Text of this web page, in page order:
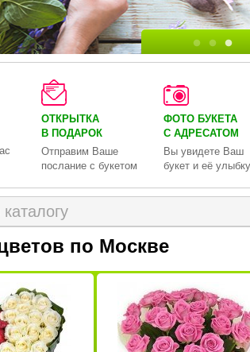
ОТКРЫТКА
В ПОДАРОК
Отправим Ваше
послание с букетом
ФОТО БУКЕТА
С АДРЕСАТОМ
Вы увидете Ваш
букет и её улыбку
по Москве